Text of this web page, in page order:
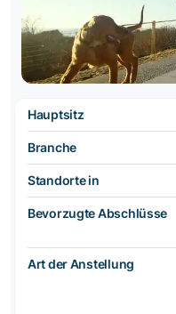
Hauptsitz
Branche
Standorte in
Bevorzugte Abschlüsse
Art der Anstellung